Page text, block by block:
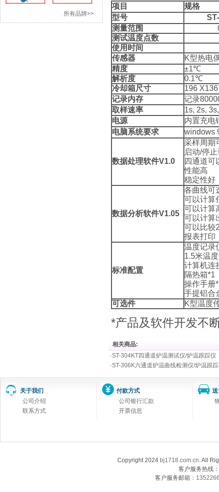
所有品牌>>
项目
规格
型号
测量范围
测试温度点数
使用时间
传感器
K型热电
精度
±1℃
解析度
0.1℃
冷却箱尺寸
196
记录内存
记录
取样速率
1s, 2s,
电源
内置充电
电脑系统要求
windows
数据处理软件V1.0
采样周期
启动/停
四通道可
性能高
稳定性好
数据分析软件V1.05
各曲线可
可以计算
可以计算
可以计算
可以比较
报表打印
标准配置
温度记录
1.5米温
计算机连
隔热箱*1
操作手册
手提铝合
可选件
K型温度
*产品及软件开发不
相关商品:
·ST-304KT四通道炉温测试仪/炉温跟踪仪
·ST-306K六通道炉温曲线检测仪/炉温跟踪
关于我们
公司介绍
联系方式
付款方式
公司银行汇款
开票信息
Copyright 2024 bj1718.com.cn. All
客户服务热线
客户服务邮箱：